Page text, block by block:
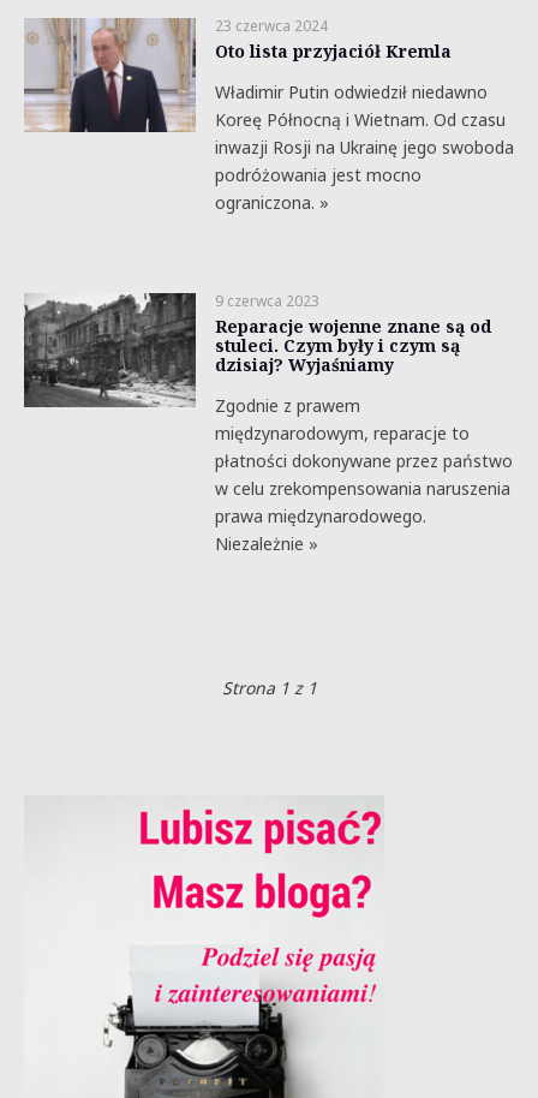
23 czerwca 2024
Oto lista przyjaciół Kremla
Władimir Putin odwiedził niedawno
Koreę Północną i Wietnam. Od czasu
inwazji Rosji na Ukrainę jego swoboda
podróżowania jest mocno
ograniczona. »
9 czerwca 2023
Reparacje wojenne znane są od
stuleci. Czym były i czym są
dzisiaj? Wyjaśniamy
Zgodnie z prawem
międzynarodowym, reparacje to
płatności dokonywane przez państwo
w celu zrekompensowania naruszenia
prawa międzynarodowego.
Niezależnie »
Strona 1 z 1